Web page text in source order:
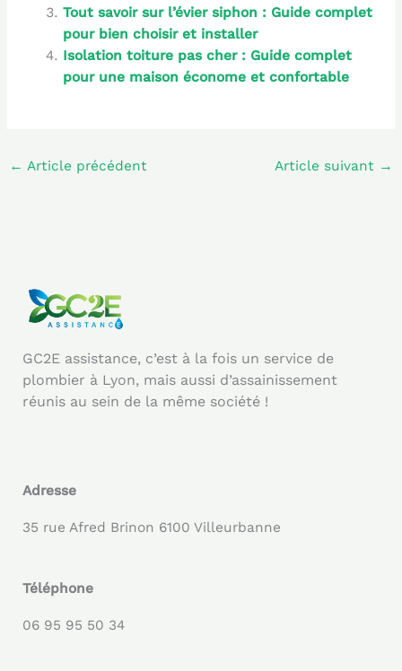
Tout savoir sur l’évier siphon : Guide complet
pour bien choisir et installer
Isolation toiture pas cher : Guide complet
pour une maison économe et confortable
← Article précédent Article suivant →
GC2E assistance, c’est à la fois un service de
plombier à Lyon, mais aussi d’assainissement
réunis au sein de la même société !
Adresse
35 rue Afred Brinon 6100 Villeurbanne
Téléphone
06 95 95 50 34